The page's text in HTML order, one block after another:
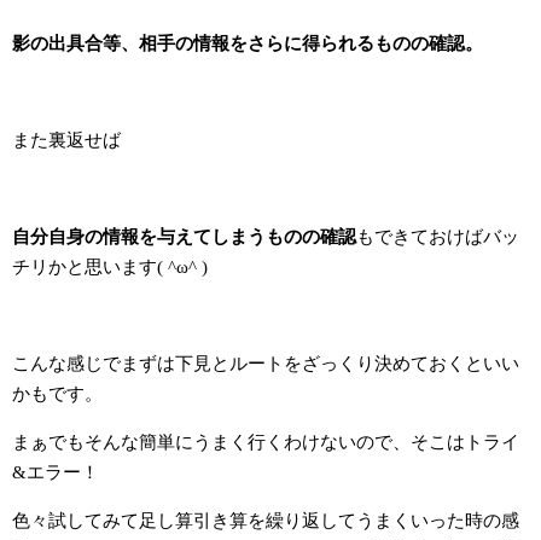
影の出具合等、相手の情報をさらに得られるものの確認。
また裏返せば
自分自身の情報を与えてしまうものの確認もできておけばバッ
チリかと思います( ^ω^ )
こんな感じでまずは下見とルートをざっくり決めておくといい
かもです。
まぁでもそんな簡単にうまく行くわけないので、そこはトライ
&エラー！
色々試してみて足し算引き算を繰り返してうまくいった時の感